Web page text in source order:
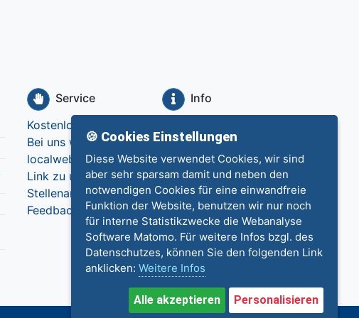
Service
Kostenlos eintragen
Bei uns werben
localweb.de
Link zu uns
Stellenangebote
Feedback
Info
Impressum
Kontakt
🍪 Cookies Einstellungen
Diese Website verwendet Cookies, wir sind
aber sehr sparsam damit und neben den
notwendigen Cookies für eine einwandfreie
Funktion der Website, benutzen wir nur noch
für interne Statistikzwecke die Webanalyse
Software Matomo. Für weitere Infos bzgl. des
Datenschutzes, können Sie den folgenden Link
anklicken: Weitere Infos
Alle akzeptieren Personalisieren